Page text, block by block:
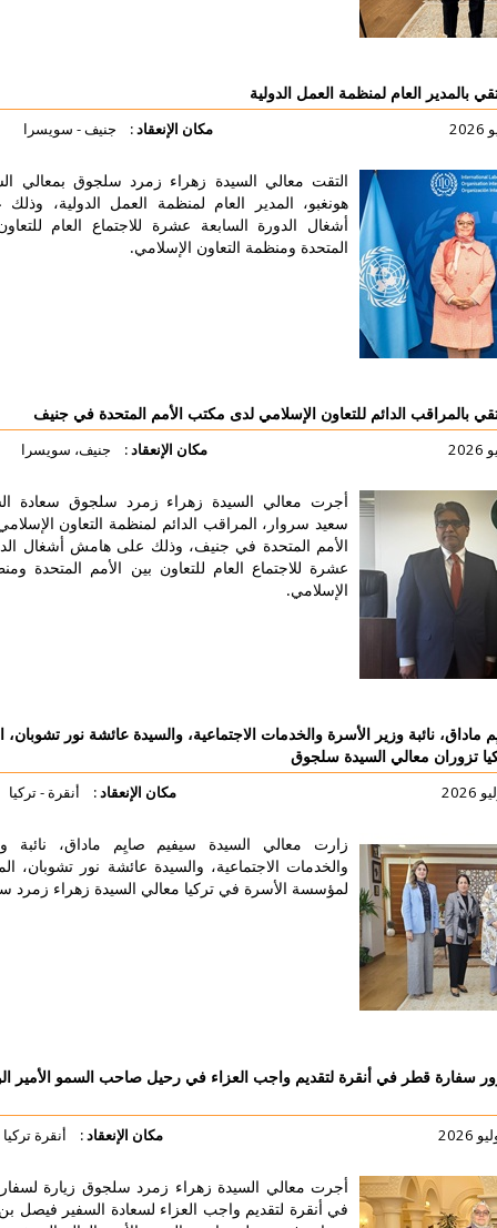
العمل الدولية
جنيف - سويسرا
التقت معالي السيدة زهراء زمرد سلجوق بمعالي السيد جيلبرت
هونغبو، المدير العام لمنظمة العمل الدولية، وذلك على هامش
أشغال الدورة السابعة عشرة للاجتماع العام للتعاون بين الأمم
المتحدة ومنظمة التعاون الإسلامي.
الإسلامي لدى مكتب الأمم المتحدة في جنيف
جنيف، سويسرا
أجرت معالي السيدة زهراء زمرد سلجوق سعادة السفير محمد
سعيد سروار، المراقب الدائم لمنظمة التعاون الإسلامي لدى مكتب
الأمم المتحدة في جنيف، وذلك على هامش أشغال الدورة السابعة
عشرة للاجتماع العام للتعاون بين الأمم المتحدة ومنظمة التعاون
الإسلامي.
والخدمات الاجتماعية، والسيدة عائشة نور تشوبان، المديرة العامة
سلجوق
أنقرة - تركيا
زارت معالي السيدة سيفيم صايِم ماداق، نائبة وزير الأسرة
والخدمات الاجتماعية، والسيدة عائشة نور تشوبان، المديرة العامة
لمؤسسة الأسرة في تركيا معالي السيدة زهراء زمرد سلجوق.
واجب العزاء في رحيل صاحب السمو الأمير الوالد الشيخ حمد
أنقرة تركيا
أجرت معالي السيدة زهراء زمرد سلجوق زيارة لسفارة دولة قطر
في أنقرة لتقديم واجب العزاء لسعادة السفير فيصل بن عبد الله آل